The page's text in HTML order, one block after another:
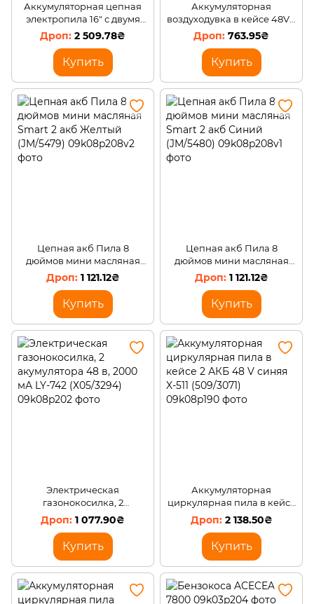
Аккумуляторная цепная
электропила 16" с двумя
аккумуляторами (
ARSH/KAR196)
2 509.78₴
Купить
Аккумуляторная
воздуходувка в кейсе 48Vh
2 АКБ
763.95₴
Купить
Цепная акб Пила 8
дюймов мини масляная
Smart 2 акб Желтый
1 121.12₴
Купить
Цепная акб Пила 8
дюймов мини масляная
Smart 2 акб Синий
1 121.12₴
Купить
Электрическая
газонокосилка, 2
акумулятора 48 в, 2000 мА
LY-742 (Х05/3294)
1 077.90₴
Купить
Аккумуляторная
циркулярная пила в кейсе
2 АКБ 48 V синяя X-511
2 138.50₴
Купить